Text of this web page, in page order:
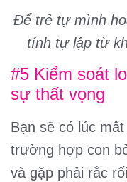
Để trẻ tự mình
tính tự lập từ
#5 Kiểm soát
sự thất vọng
Bạn sẽ có lúc
trường hợp con
và gặp phải rắc